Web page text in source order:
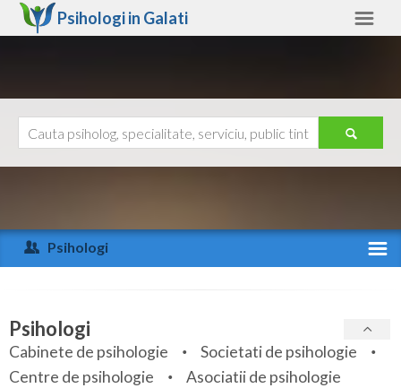
Psihologi in Galati
Arad
Arges
Bihor
Bistrita-Nasaud
Ajutor
Psihologi
Specialitati
Servicii
Psihologi
Cabinete de psihologie
Societati de psihologie
Centre de psihologie
Asociatii de psihologie